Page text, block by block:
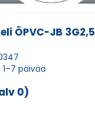
ÖPVC-JB 3G2,5
päivää
0)